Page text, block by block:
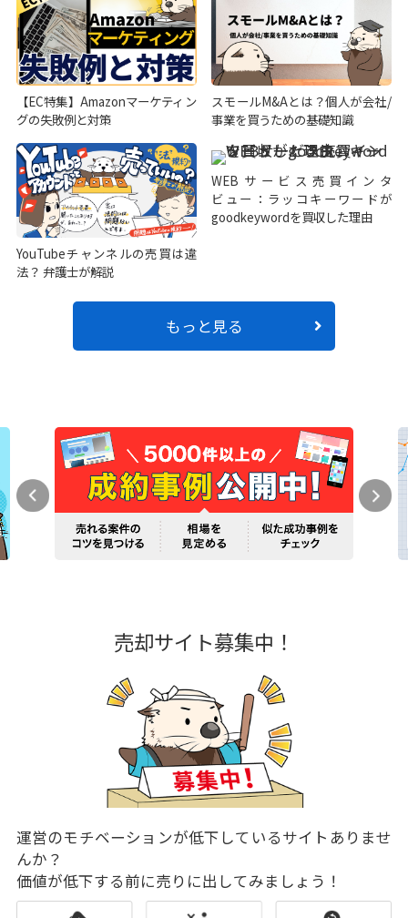
【EC特集】Amazonマーケティン
グの失敗例と対策
スモールM&Aとは？個人が会社/
事業を買うための基礎知識
YouTubeチャンネルの売買は違
法？ 弁護士が解説
WEBサービス売買インタ
ビュー：ラッコキーワードが
goodkeywordを買収した理由
もっと見る
売却サイト募集中！
運営のモチベーションが低下しているサイトありませ
んか？
価値が低下する前に売りに出してみましょう！